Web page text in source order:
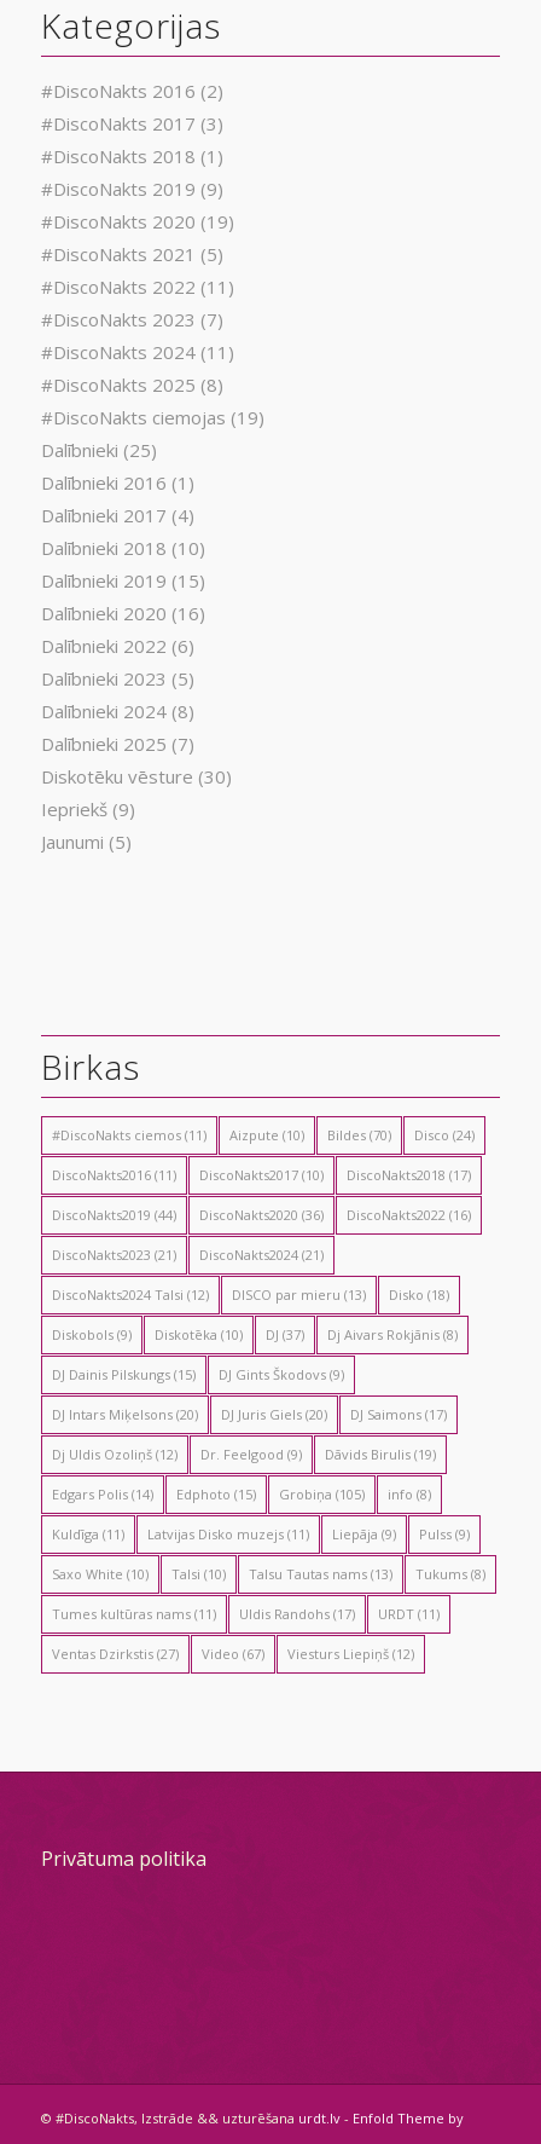
Kategorijas
#DiscoNakts 2016 (2)
#DiscoNakts 2017 (3)
#DiscoNakts 2018 (1)
#DiscoNakts 2019 (9)
#DiscoNakts 2020 (19)
#DiscoNakts 2021 (5)
#DiscoNakts 2022 (11)
#DiscoNakts 2023 (7)
#DiscoNakts 2024(11)
#DiscoNakts 2025 (8)
#DiscoNakts ciemojas (19)
Dalībnieki (25)
Dalībnieki 2016 (1)
Dalībnieki 2017 (4)
Dalībnieki 2018 (10)
Dalībnieki 2019 (15)
Dalībnieki 2020 (16)
Dalībnieki 2022 (6)
Dalībnieki 2023 (5)
Dalībnieki 2024(8)
Dalībnieki 2025 (7)
Diskotēku vēsture (30)
Iepriekš(9)
Jaunumi (5)
Birkas
#DiscoNakts ciemos(11) Aizpute (10) Bildes(70) Disco (24)
DiscoNakts2016(11) DiscoNakts2017(10) DiscoNakts2018 (17)
DiscoNakts2019 (44) DiscoNakts2020 (36) DiscoNakts2022 (16)
DiscoNakts2023 (21) DiscoNakts2024(21)
DiscoNakts2024 Talsi (12) DISCO par mieru (13) Disko (18)
Diskobols(9) Diskotēka (10) DJ (37) Dj Aivars Rokjānis(8)
DJ Dainis Pilskungs(15) DJ Gints Škodovs(9)
DJ Intars Miķelsons(20) DJ Juris Giels(20) DJ Saimons(17)
Dj Uldis Ozoliņš(12) Dr. Feelgood (9) Dāvids Birulis(19)
Edgars Polis(14) Edphoto (15) Grobiņa (105) info (8)
Kuldīga (11) Latvijas Disko muzejs(11) Liepāja (9) Pulss(9)
Saxo White (10) Talsi (10) Talsu Tautas nams(13) Tukums(8)
Tumes kultūras nams(11) Uldis Randohs(17) URDT(11)
Ventas Dzirkstis(27) Video (67) Viesturs Liepiņš(12)
Privātuma politika
© #DiscoNakts, Izstrāde && uzturēšana urdt.lv- Enfold Theme by